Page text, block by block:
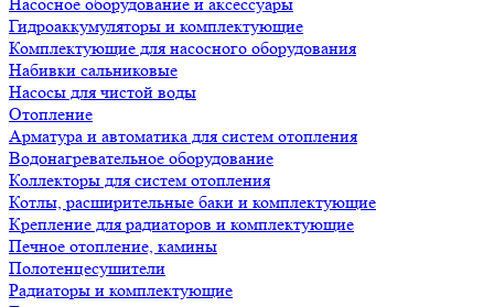
Гидроаккумуляторы и комплектующие
Комплектующие для насосного оборудования
Набивки сальниковые
Насосы для чистой воды
Отопление
Арматура и автоматика для систем отопления
Водонагревательное оборудование
Коллекторы для систем отопления
Котлы, расширительные баки и комплектующие
Крепление для радиаторов и комплектующие
Печное отопление, камины
Полотенцесушители
Радиаторы и комплектующие